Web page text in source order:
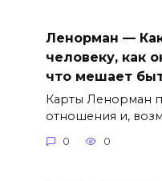
Ленорман —
человеку, как
что мешает
Карты Ленорман
отношения и,
0 0